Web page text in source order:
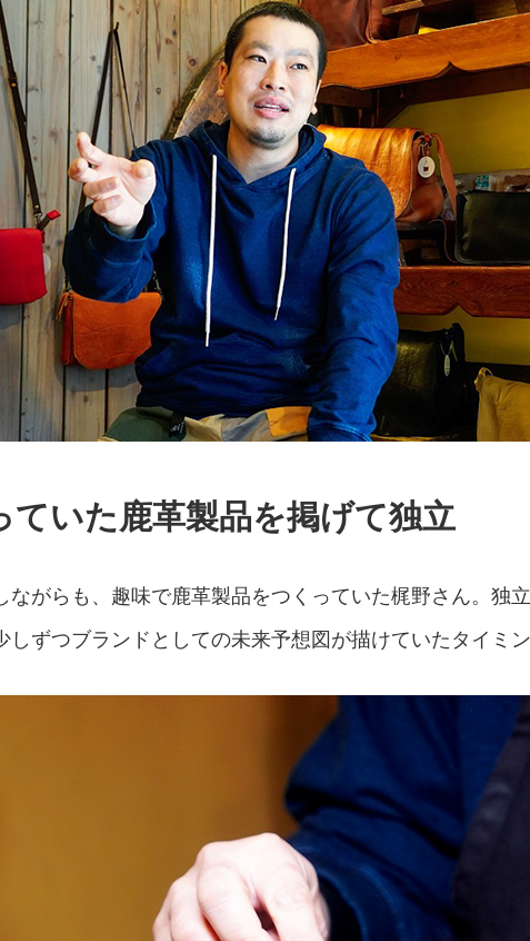
ていた鹿革製品を掲げて独立
ながらも、趣味で鹿革製品をつくっていた梶野さん。独
しずつブランドとしての未来予想図が描けていたタイミン